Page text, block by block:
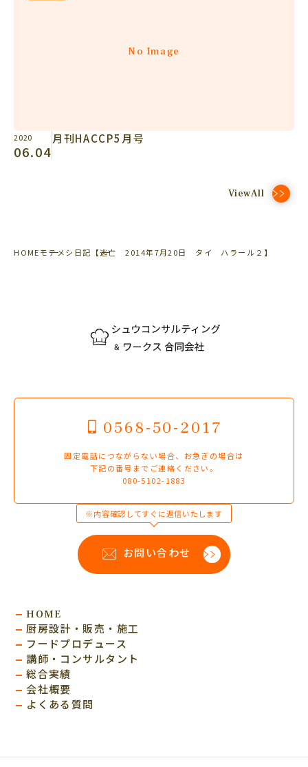
No Image
2020
06.04
月刊HACCP5月号
ViewAll
HOMEモテメシ日記 【逃亡 2014年7月20日 タイ ハラール２】
0568-50-2017
固定電話につながらない場合、お急ぎの場合は
下記の番号までご連絡ください。
080-5102-1883
※内容確認してすぐに返信いたします
お問い合わせ
HOME
厨房設計・販売・施工
フードプロデュース
講師・コンサルタント
総合実績
会社概要
よくある質問